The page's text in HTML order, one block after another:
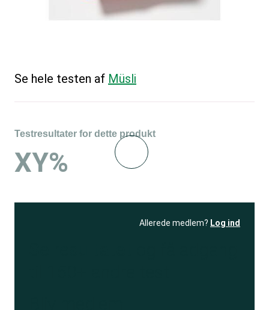
Se hele testen af Müsli
Testresultater for dette produkt
XY%
Allerede medlem? Log ind